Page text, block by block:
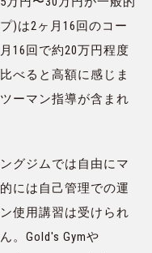
)は2ヶ月16回のコー
16回で約20万円程度
べると高額に感じま
ーマン指導が含まれ
グジムでは自由にマ
には自己管理での運
使用講習は受けられ
。Gold's Gymや